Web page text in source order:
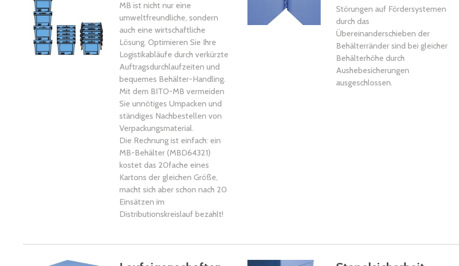
MB ist nicht nur eine
umweltfreundliche, sondern
auch eine wirtschaftliche
Lösung. Optimieren Sie Ihre
Logistikabläufe durch verkürzte
Auftragsdurchlaufzeiten und
bequemes Behälter-Handling.
Mit dem BITO-MB vermeiden
Sie unnötiges Umpacken und
ständiges Nachbestellen von
Verpackungsmaterial.
Die Rechnung ist einfach: ein
MB-Behälter (MBD64321)
kostet das 20fache eines
Kartons der gleichen Größe,
macht sich aber schon nach 20
Einsätzen im
Distributionskreislauf bezahlt!
Störungen auf Fördersystemen
durch das
Übereinanderschieben der
Behälterränder sind bei gleicher
Behälterhöhe durch
Aushebesicherungen
ausgeschlossen.